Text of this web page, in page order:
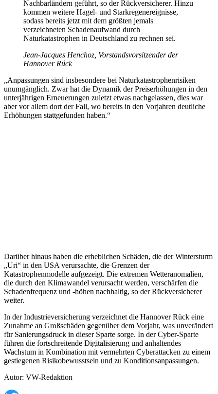
Nachbarländern geführt, so der Rückversicherer. Hinzu
kommen weitere Hagel- und Starkregenereignisse,
sodass bereits jetzt mit dem größten jemals
verzeichneten Schadenaufwand durch
Naturkatastrophen in Deutschland zu rechnen sei.
Jean-Jacques Henchoz, Vorstandsvorsitzender der
Hannover Rück
„Anpassungen sind insbesondere bei Naturkatastrophenrisiken
unumgänglich. Zwar hat die Dynamik der Preiserhöhungen in den
unterjährigen Erneuerungen zuletzt etwas nachgelassen, dies war
aber vor allem dort der Fall, wo bereits in den Vorjahren deutliche
Erhöhungen stattgefunden haben.“
Darüber hinaus haben die erheblichen Schäden, die der Wintersturm
„Uri“ in den USA verursachte, die Grenzen der
Katastrophenmodelle aufgezeigt. Die extremen Wetteranomalien,
die durch den Klimawandel verursacht werden, verschärfen die
Schadenfrequenz und -höhen nachhaltig, so der Rückversicherer
weiter.
In der Industrieversicherung verzeichnet die Hannover Rück eine
Zunahme an Großschäden gegenüber dem Vorjahr, was unverändert
für Sanierungsdruck in dieser Sparte sorge. In der Cyber-Sparte
führen die fortschreitende Digitalisierung und anhaltendes
Wachstum in Kombination mit vermehrten Cyberattacken zu einem
gestiegenen Risikobewusstsein und zu Konditionsanpassungen.
Autor: VW-Redaktion